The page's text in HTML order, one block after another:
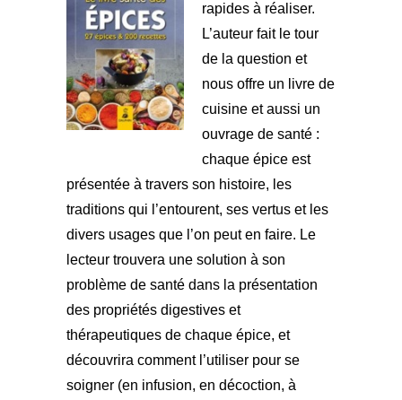
rapides à réaliser.
L’auteur fait le tour
de la question et
nous offre un livre de
cuisine et aussi un
ouvrage de santé :
chaque épice est
présentée à travers son histoire, les
traditions qui l’entourent, ses vertus et les
divers usages que l’on peut en faire. Le
lecteur trouvera une solution à son
problème de santé dans la présentation
des propriétés digestives et
thérapeutiques de chaque épice, et
découvrira comment l’utiliser pour se
soigner (en infusion, en décoction, à